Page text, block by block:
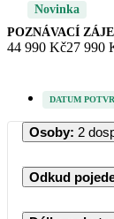
Novinka
POZNÁVACÍ
44 990 Kč27 990
DATUM
Osoby: 2
Odkud